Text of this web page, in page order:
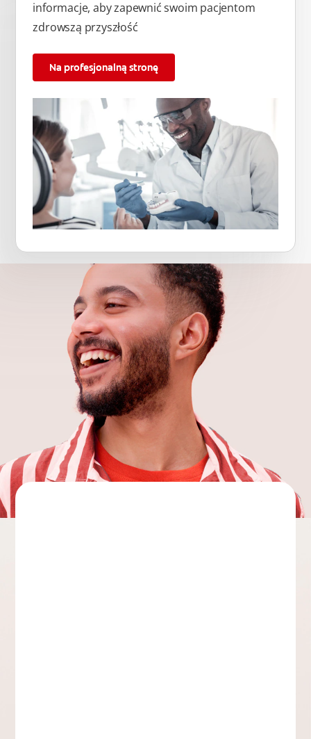
informacje, aby zapewnić swoim pacjentom
zdrowszą przyszłość
Na profesjonalną stronę